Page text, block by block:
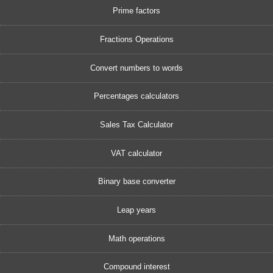
Prime factors
Fractions Operations
Convert numbers to words
Percentages calculators
Sales Tax Calculator
VAT calculator
Binary base converter
Leap years
Math operations
Compound interest